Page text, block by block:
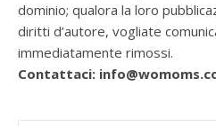
dominio; qualora la loro
diritti d’autore, vogliate
immediatamente rimossi.
Contattaci: